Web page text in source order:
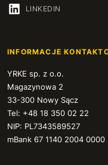
LINKEDIN
INFORMACJE
YRKE sp. z o.o.
Magazynowa 2
33-300 Nowy Sącz
Tel: +48 18 350 02 22
NIP: PL7343589527
mBank 67 1140 2004